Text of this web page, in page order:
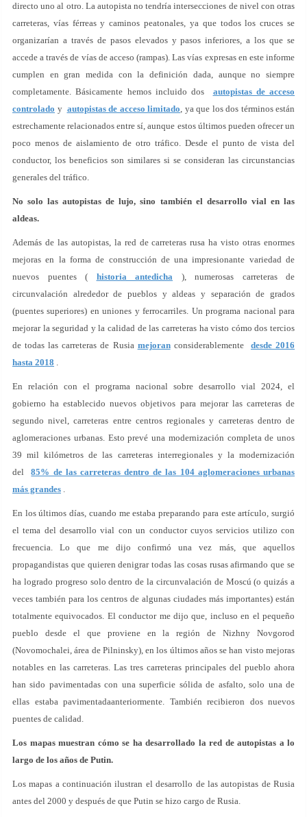
directo uno al otro. La autopista no tendría intersecciones de nivel con otras
carreteras, vías férreas y caminos peatonales, ya que todos los cruces se
organizarían a través de pasos elevados y pasos inferiores, a los que se
accede a través de vías de acceso (rampas). Las vías expresas en este informe
cumplen en gran medida con la definición dada, aunque no siempre
completamente. Básicamente hemos incluido dos autopistas de acceso
controlado y autopistas de acceso limitado, ya que los dos términos están
estrechamente relacionados entre sí, aunque estos últimos pueden ofrecer un
poco menos de aislamiento de otro tráfico. Desde el punto de vista del
conductor, los beneficios son similares si se consideran las circunstancias
generales del tráfico.
No solo las autopistas de lujo, sino también el desarrollo vial en las
aldeas.
Además de las autopistas, la red de carreteras rusa ha visto otras enormes
mejoras en la forma de construcción de una impresionante variedad de
nuevos puentes ( historia antedicha ), numerosas carreteras de
circunvalación alrededor de pueblos y aldeas y separación de grados
(puentes superiores) en uniones y ferrocarriles. Un programa nacional para
mejorar la seguridad y la calidad de las carreteras ha visto cómo dos tercios
de todas las carreteras de Rusia mejoranconsiderablemente desde 2016
hasta 2018 .
En relación con el programa nacional sobre desarrollo vial 2024, el
gobierno ha establecido nuevos objetivos para mejorar las carreteras de
segundo nivel, carreteras entre centros regionales y carreteras dentro de
aglomeraciones urbanas. Esto prevé una modernización completa de unos
39 mil kilómetros de las carreteras interregionales y la modernización
del85% de las carreteras dentro de las 104 aglomeraciones urbanas
más grandes .
En los últimos días, cuando me estaba preparando para este artículo, surgió
el tema del desarrollo vial con un conductor cuyos servicios utilizo con
frecuencia. Lo que me dijo confirmó una vez más, que aquellos
propagandistas que quieren denigrar todas las cosas rusas afirmando que se
ha logrado progreso solo dentro de la circunvalación de Moscú (o quizás a
veces también para los centros de algunas ciudades más importantes) están
totalmente equivocados. El conductor me dijo que, incluso en el pequeño
pueblo desde el que proviene en la región de Nizhny Novgorod
(Novomochalei, área de Pilninsky), en los últimos años se han visto mejoras
notables en las carreteras. Las tres carreteras principales del pueblo ahora
han sido pavimentadas con una superficie sólida de asfalto, solo una de
ellas estaba pavimentadaanteriormente. También recibieron dos nuevos
puentes de calidad.
Los mapas muestran cómo se ha desarrollado la red de autopistas a lo
largo de los años de Putin.
Los mapas a continuación ilustran el desarrollo de las autopistas de Rusia
antes del 2000 y después de que Putin se hizo cargo de Rusia.